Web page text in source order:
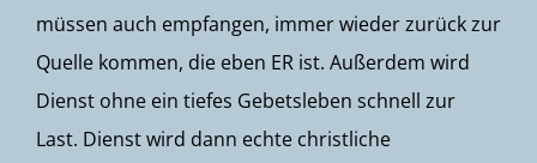
müssen auch empfangen, immer wieder zurück zur
Quelle kommen, die eben ER ist. Außerdem wird
Dienst ohne ein tiefes Gebetsleben schnell zur
Last. Dienst wird dann echte christliche